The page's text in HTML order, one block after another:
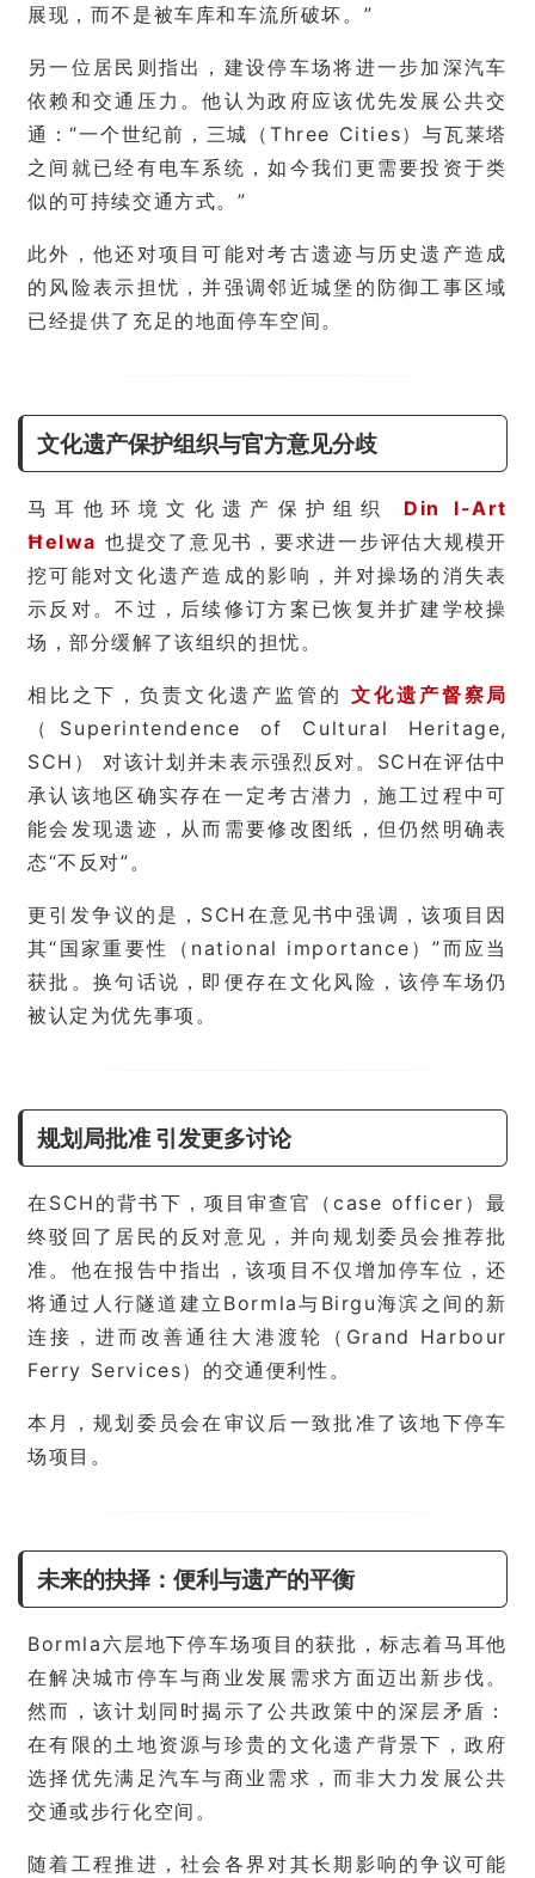
首
旅
游
攻
略
活
展现，而不是被车库和车流所破坏。”
另一位居民则指出，建设停车场将进一步加深汽车
依赖和交通压力。他认为政府应该优先发展公共交
通：“一个世纪前，三城（Three Cities）与瓦莱塔
之间就已经有电车系统，如今我们更需要投资于类
似的可持续交通方式。”
此外，他还对项目可能对考古遗迹与历史遗产造成
的风险表示担忧，并强调邻近城堡的防御工事区域
已经提供了充足的地面停车空间。
文化遗产保护组织与官方意见分歧
马耳他环境文化遗产保护组织 Din l-Art
Ħelwa 也提交了意见书，要求进一步评估大规模开
挖可能对文化遗产造成的影响，并对操场的消失表
示反对。不过，后续修订方案已恢复并扩建学校操
场，部分缓解了该组织的担忧。
相比之下，负责文化遗产监管的文化遗产督察局
（Superintendence of Cultural Heritage,
SCH） 对该计划并未表示强烈反对。SCH在评估中
承认该地区确实存在一定考古潜力，施工过程中可
能会发现遗迹，从而需要修改图纸，但仍然明确表
态“不反对”。
更引发争议的是，SCH在意见书中强调，该项目因
其“国家重要性（national importance）”而应当
获批。换句话说，即便存在文化风险，该停车场仍
被认定为优先事项。
规划局批准 引发更多讨论
在SCH的背书下，项目审查官（case officer）最
终驳回了居民的反对意见，并向规划委员会推荐批
准。他在报告中指出，该项目不仅增加停车位，还
将通过人行隧道建立Bormla与Birgu海滨之间的新
连接，进而改善通往大港渡轮（Grand Harbour
Ferry Services）的交通便利性。
本月，规划委员会在审议后一致批准了该地下停车
场项目。
未来的抉择：便利与遗产的平衡
Bormla六层地下停车场项目的获批，标志着马耳他
在解决城市停车与商业发展需求方面迈出新步伐。
然而，该计划同时揭示了公共政策中的深层矛盾：
在有限的土地资源与珍贵的文化遗产背景下，政府
选择优先满足汽车与商业需求，而非大力发展公共
交通或步行化空间。
随着工程推进，社会各界对其长期影响的争议可能